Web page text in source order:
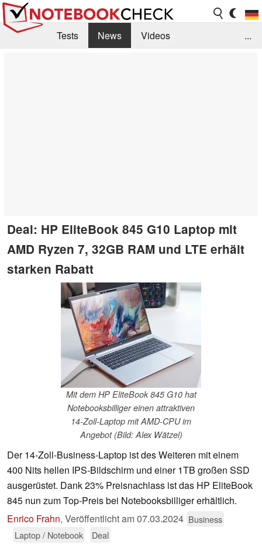
Tests News
Videos
...
Deal: HP EliteBook 845 G10 Laptop mit
AMD Ryzen 7, 32GB RAM und LTE erhält
starken Rabatt
Mit dem HP EliteBook 845 G10 hat
Notebooksbilliger einen attraktiven
14-Zoll-Laptop mit AMD-CPU im
Angebot (Bild: Alex Wätzel)
Der 14-Zoll-Business-Laptop ist des Weiteren mit einem
400 Nits hellen IPS-Bildschirm und einer 1TB großen SSD
ausgerüstet. Dank 23% Preisnachlass ist das HP EliteBook
845 nun zum Top-Preis bei Notebooksbilliger erhältlich.
Enrico Frahn, Veröffentlicht am07.03.2024 Business
Laptop / Notebook
Deal